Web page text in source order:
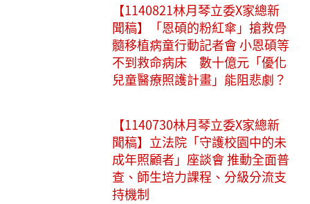
【1140821林月琴立委X家總新
聞稿】「恩碩的粉紅傘」搶救骨
髓移植病童行動記者會 小恩碩等
不到救命病床 數十億元「優化
兒童醫療照護計畫」能阻悲劇？
【1140730林月琴立委X家總新
聞稿】立法院「守護校園中的未
成年照顧者」座談會 推動全面普
查、師生培力課程、分級分流支
持機制